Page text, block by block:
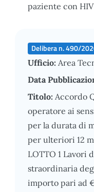
paziente con
Delibera n. 490/
Ufficio: Area
Data
Titolo: Accordo
operatore ai
per la durata di
per ulteriori 12
LOTTO 1 Lavori
straordinaria
importo pari ad